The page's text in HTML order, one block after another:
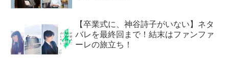
【卒業式に、神谷詩子がいない】ネタ
バレを最終回まで！結末はファンファ
ーレの旅立ち！